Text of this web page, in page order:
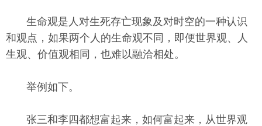
生命观是人对生死存亡现象及对时空的一种认识
和观点，如果两个人的生命观不同，即便世界观、人
生观、价值观相同，也难以融洽相处。
举例如下。
张三和李四都想富起来，如何富起来，从世界观